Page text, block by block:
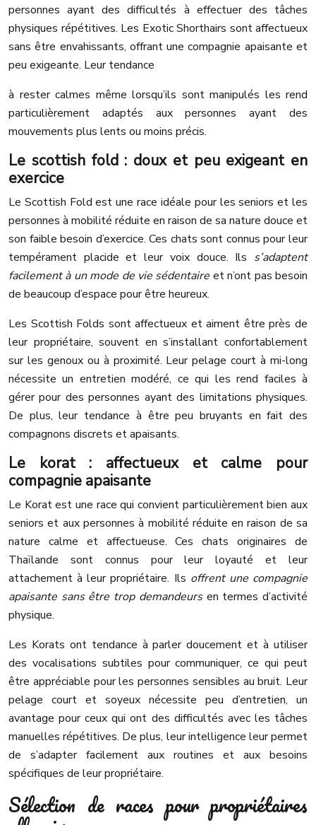
personnes ayant des difficultés à effectuer des tâches
physiques répétitives. Les Exotic Shorthairs sont affectueux
sans être envahissants, offrant une compagnie apaisante et
peu exigeante. Leur tendance
à rester calmes même lorsqu’ils sont manipulés les rend
particulièrement adaptés aux personnes ayant des
mouvements plus lents ou moins précis.
Le scottish fold : doux et peu exigeant en
exercice
Le Scottish Fold est une race idéale pour les seniors et les
personnes à mobilité réduite en raison de sa nature douce et
son faible besoin d’exercice. Ces chats sont connus pour leur
tempérament placide et leur voix douce. Ils s’adaptent
facilement à un mode de vie sédentaire et n’ont pas besoin
de beaucoup d’espace pour être heureux.
Les Scottish Folds sont affectueux et aiment être près de
leur propriétaire, souvent en s’installant confortablement
sur les genoux ou à proximité. Leur pelage court à mi-long
nécessite un entretien modéré, ce qui les rend faciles à
gérer pour des personnes ayant des limitations physiques.
De plus, leur tendance à être peu bruyants en fait des
compagnons discrets et apaisants.
Le korat : affectueux et calme pour
compagnie apaisante
Le Korat est une race qui convient particulièrement bien aux
seniors et aux personnes à mobilité réduite en raison de sa
nature calme et affectueuse. Ces chats originaires de
Thaïlande sont connus pour leur loyauté et leur
attachement à leur propriétaire. Ils offrent une compagnie
apaisante sans être trop demandeursen termes d’activité
physique.
Les Korats ont tendance à parler doucement et à utiliser
des vocalisations subtiles pour communiquer, ce qui peut
être appréciable pour les personnes sensibles au bruit. Leur
pelage court et soyeux nécessite peu d’entretien, un
avantage pour ceux qui ont des difficultés avec les tâches
manuelles répétitives. De plus, leur intelligence leur permet
de s’adapter facilement aux routines et aux besoins
spécifiques de leur propriétaire.
Sélection de races pour propriétaires